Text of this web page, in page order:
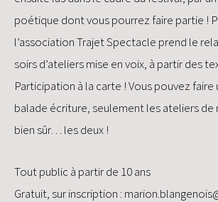
poétique dont vous pourrez faire partie !
l’association Trajet Spectacle prend le
soirs d’ateliers mise en voix, à partir des
Participation à la carte ! Vous pouvez
balade écriture, seulement les ateliers de
bien sûr… les deux !
Tout public à partir de 10 ans
Gratuit, sur inscription :